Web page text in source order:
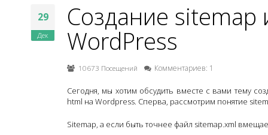
29
Дек
Создание sitemap
WordPress
10673 Посещений Комментариев: 1
Сегодня, мы хотим обсудить вместе с вами тему
html на Wordpress. Сперва, рассмотрим понятие
Sitemap, а если быть точнее файл sitemap.xml